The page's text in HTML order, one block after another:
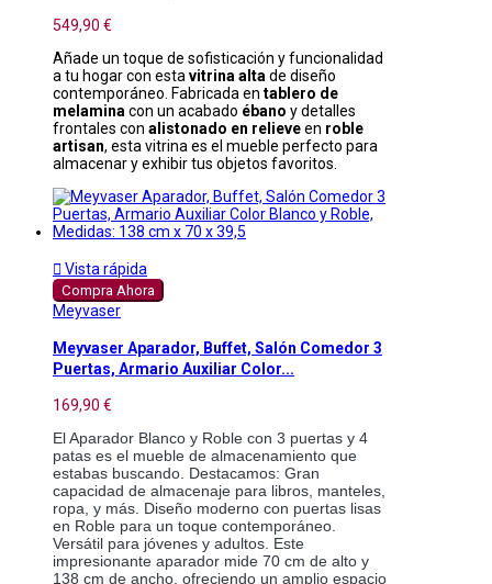
549,90 €
Añade un toque de sofisticación y funcionalidad
a tu hogar con esta vitrina alta de diseño
contemporáneo. Fabricada en tablero de
melamina con un acabado ébano y detalles
frontales con alistonado en relieveen roble
artisan, esta vitrina es el mueble perfecto para
almacenar y exhibir tus objetos favoritos.
 Vista rápida
Compra Ahora
Meyvaser
Meyvaser Aparador, Buffet, Salón Comedor 3
Puertas, Armario Auxiliar Color...
169,90 €
El Aparador Blanco y Roble con 3 puertas y 4
patas es el mueble de almacenamiento que
estabas buscando. Destacamos: Gran
capacidad de almacenaje para libros, manteles,
ropa, y más. Diseño moderno con puertas lisas
en Roble para un toque contemporáneo.
Versátil para jóvenes y adultos. Este
impresionante aparador mide 70 cm de alto y
138 cm de ancho, ofreciendo un amplio espacio